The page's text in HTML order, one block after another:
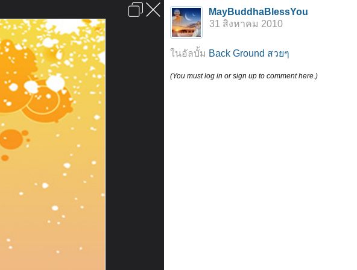
เข้าสู่ระบบหรือลงทะเบียน
ลงโฆษณา ติดต่อเรา ช่วยเหลือ หน้าหลัก ไปข้างบน
MayBuddhaBlessYou
31 สิงหาคม 2010
ในอัลบั้ม Back Ground สวยๆ
(You must log in or sign up to comment here.)